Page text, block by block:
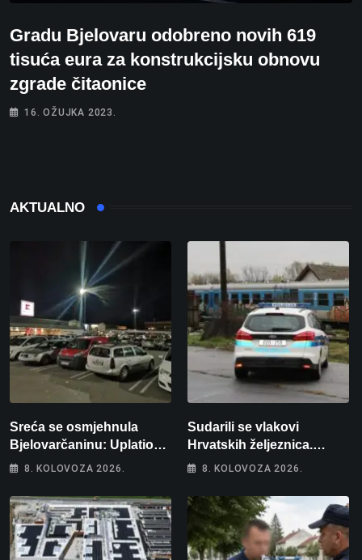
Gradu Bjelovaru odobreno novih 619
tisuća eura za konstrukcijsku obnovu
zgrade čitaonice
16. OŽUJKA 2023.
AKTUALNO
Sreća se osmjehnula
Bjelovarčaninu: Uplatio
samo 4 eura, a osvojio
8. KOLOVOZA 2026.
Sudarili se vlakovi
Hrvatskih željeznica.
Šestero osoba teško
intenzivnoj
8. KOLOVOZA 2026.